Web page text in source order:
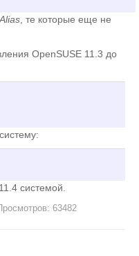
Alias , те которые еще не
OpenSUSE 11.3 до
системой.
63482